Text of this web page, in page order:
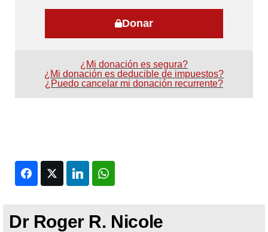
Donar
¿Mi donación es segura?
¿Mi donación es deducible de impuestos?
¿Puedo cancelar mi donación recurrente?
FacebookTwitter LinkedIn
Dr Roger R. Nicole